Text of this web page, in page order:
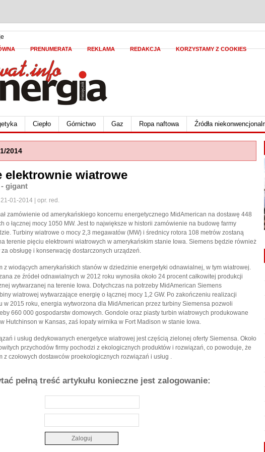
PRENUMERATA REKLAMA REDAKCJA KORZYSTAMY Z COOKIES
Ciepło Górnictwo Gaz Ropa naftowa Źródła
2014
elektrownie wiatrowe
gigant
01-2014 | opr. red.
zamówienie od amerykańskiego koncernu energetycznego MidAmerican na dostawę 448
o łącznej mocy 1050 MW. Jest to największe w historii zamówienie na budowę farmy
Turbiny wiatrowe o mocy 2,3 megawatów (MW) i średnicy rotora 108 metrów zostaną
terenie pięciu elektrowni wiatrowych w amerykańskim stanie Iowa. Siemens będzie również
obsługę i konserwację dostarczonych urządzeń.
z wiodących amerykańskich stanów w dziedzinie energetyki odnawialnej, w tym wiatrowej.
ze źródeł odnawialnych w 2012 roku wynosiła około 24 procent całkowitej produkcji
wytwarzanej na terenie Iowa. Dotychczas na potrzeby MidAmerican Siemens
wiatrowej wytwarzające energię o łącznej mocy 1,2 GW. Po zakończeniu realizacji
w 2015 roku, energia wytworzona dla MidAmerican przez turbiny Siemensa pozwoli
660 000 gospodarstw domowych. Gondole oraz piasty turbin wiatrowych produkowane
Hutchinson w Kansas, zaś łopaty wirnika w Fort Madison w stanie Iowa.
i usług dedykowanych energetyce wiatrowej jest częścią zielonej oferty Siemensa. Około
przychodów firmy pochodzi z ekologicznych produktów i rozwiązań, co powoduje, że
z czołowych dostawców proekologicznych rozwiązań i usług .
pełną treść artykułu konieczne jest zalogowanie: